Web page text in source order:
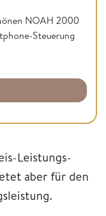
NOAH 2000
Steuerung
Leistungs-
aber für den